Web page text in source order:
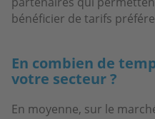
bénéficier de tarifs
En combien de
votre secteur ?
En moyenne, sur le